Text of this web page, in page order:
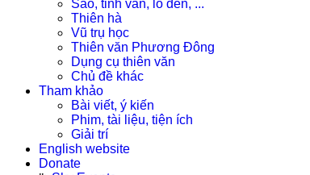
Sao, tinh vân, lỗ đen, ...
Thiên hà
Vũ trụ học
Thiên văn Phương Đông
Dụng cụ thiên văn
Chủ đề khác
Tham khảo
Bài viết, ý kiến
Phim, tài liệu, tiện ích
Giải trí
English website
Donate